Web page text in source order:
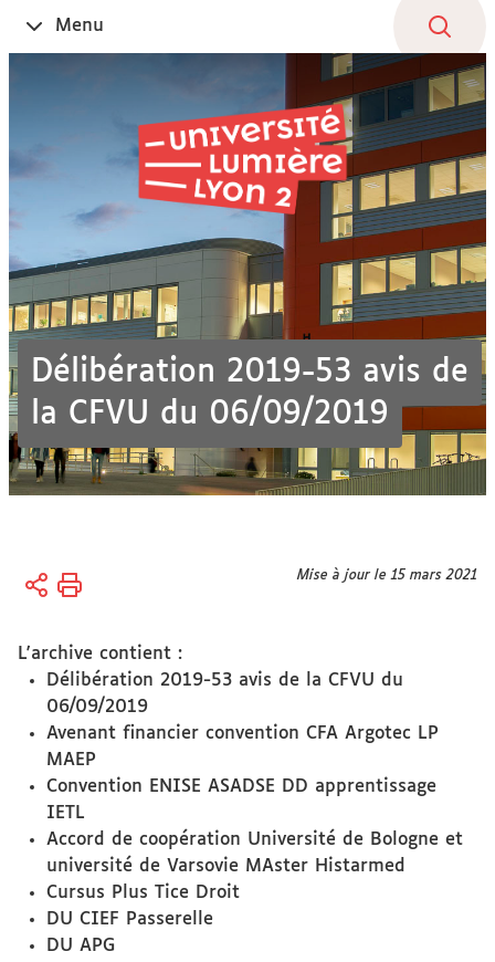
Ouvrir
le
Menu
Délibération 2019-53 avis de
la CFVU du 06/09/2019
Vous
Accueil
Organisation
Conseils,
Commissions,
Sections
disciplinaires
CA
Mise à jour le 15 mars 2021
L'archive contient :
Délibération 2019-53 avis de la CFVU du
06/09/2019
Avenant financier convention CFA Argotec LP
MAEP
Convention ENISE ASADSE DD apprentissage
IETL
Accord de coopération Université de Bologne et
université de Varsovie MAster Histarmed
Cursus Plus Tice Droit
DU CIEF Passerelle
DU APG